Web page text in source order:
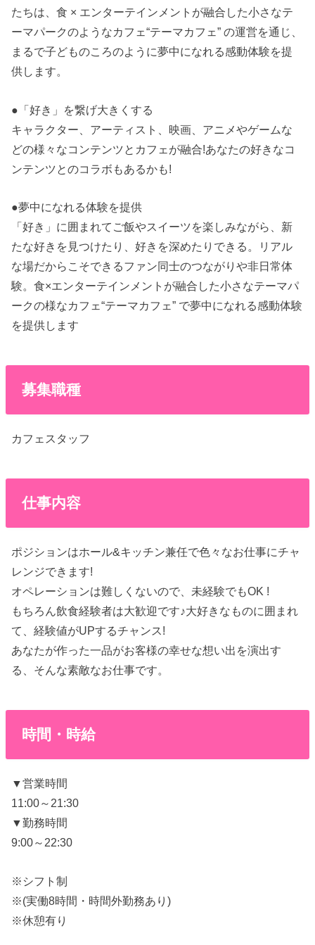
たちは、食 × エンターテインメントが融合した小さなテ
ーマパークのようなカフェ“テーマカフェ” の運営を通じ、
まるで子どものころのように夢中になれる感動体験を提
供します。
●「好き」を繋げ大きくする
キャラクター、アーティスト、映画、アニメやゲームな
どの様々なコンテンツとカフェが融合!あなたの好きなコ
ンテンツとのコラボもあるかも!
●夢中になれる体験を提供
「好き」に囲まれてご飯やスイーツを楽しみながら、新
たな好きを見つけたり、好きを深めたりできる。リアル
な場だからこそできるファン同士のつながりや非日常体
験。食×エンターテインメントが融合した小さなテーマパ
ークの様なカフェ“テーマカフェ” で夢中になれる感動体験
を提供します
募集職種
カフェスタッフ
仕事内容
ポジションはホール&キッチン兼任で色々なお仕事にチャ
レンジできます!
オペレーションは難しくないので、未経験でもOK !
もちろん飲食経験者は大歓迎です♪大好きなものに囲まれ
て、経験値がUPするチャンス!
あなたが作った一品がお客様の幸せな想い出を演出す
る、そんな素敵なお仕事です。
時間・時給
▼営業時間
11:00～21:30
▼勤務時間
9:00～22:30
※シフト制
※(実働8時間・時間外勤務あり)
※休憩有り